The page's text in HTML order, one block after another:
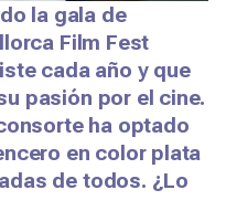
la gala de
Film Fest
cada año y que
pasión por el cine.
ha optado
en color plata
de todos. ¿Lo